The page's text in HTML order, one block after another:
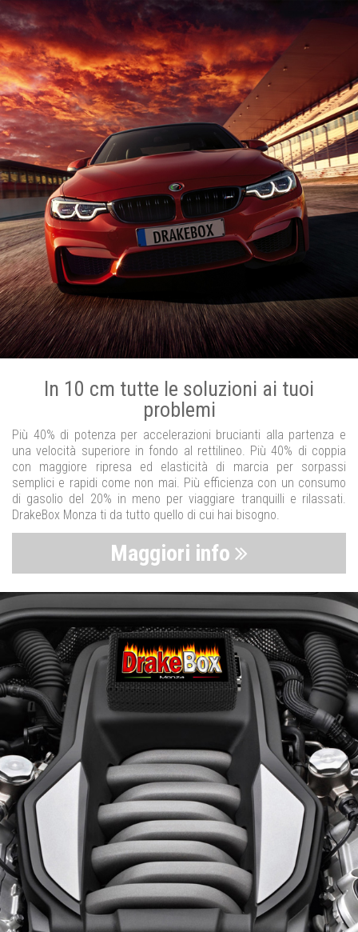
In 10 cm tutte le soluzioni ai tuoi
problemi
Più 40% di potenza per accelerazioni brucianti alla partenza e
una velocità superiore in fondo al rettilineo. Più 40% di coppia
con maggiore ripresa ed elasticità di marcia per sorpassi
semplici e rapidi come non mai. Più efficienza con un consumo
di gasolio del 20% in meno per viaggiare tranquilli e rilassati.
DrakeBox Monza ti da tutto quello di cui hai bisogno.
Maggiori info